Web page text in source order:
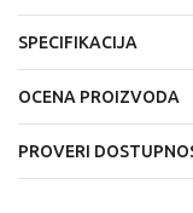
SPECIFIKACIJA
OCENA PROIZVODA
PROVERI